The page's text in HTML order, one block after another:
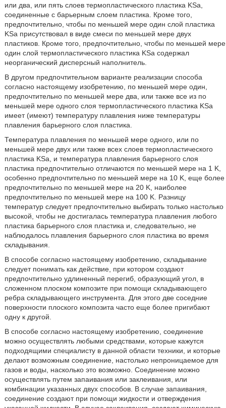
или два, или пять слоев термопластического пластика KSa,
соединенные с барьерным слоем пластика. Кроме того,
предпочтительно, чтобы по меньшей мере один слой пластика
KSa присутствовал в виде смеси по меньшей мере двух
пластиков. Кроме того, предпочтительно, чтобы по меньшей мере
один слой термопластического пластика KSa содержал
неорганический дисперсный наполнитель.
В другом предпочтительном варианте реализации способа
согласно настоящему изобретению, по меньшей мере один,
предпочтительно по меньшей мере два, или также все из по
меньшей мере одного слоя термопластического пластика KSa
имеет (имеют) температуру плавления ниже температуры
плавления барьерного слоя пластика.
Температура плавления по меньшей мере одного, или по
меньшей мере двух или также всех слоев термопластического
пластика KSa, и температура плавления барьерного слоя
пластика предпочтительно отличаются по меньшей мере на 1 K,
особенно предпочтительно по меньшей мере на 10 K, еще более
предпочтительно по меньшей мере на 20 K, наиболее
предпочтительно по меньшей мере на 100 K. Разницу
температур следует предпочтительно выбирать только настолько
высокой, чтобы не достигалась температура плавления любого
пластика барьерного слоя пластика и, следовательно, не
наблюдалось плавления барьерного слоя пластика во время
складывания.
В способе согласно настоящему изобретению, складывание
следует понимать как действие, при котором создают
предпочтительно удлиненный перегиб, образующий угол, в
сложенном плоском композите при помощи складывающего
ребра складывающего инструмента. Для этого две соседние
поверхности плоского композита часто еще более пригибают
одну к другой.
В способе согласно настоящему изобретению, соединение
можно осуществлять любыми средствами, которые кажутся
подходящими специалисту в данной области техники, и которые
делают возможным соединение, настолько непроницаемое для
газов и воды, насколько это возможно. Соединение можно
осуществлять путем запаивания или заклеивания, или
комбинации указанных двух способов. В случае запаивания,
соединение создают при помощи жидкости и отверждения